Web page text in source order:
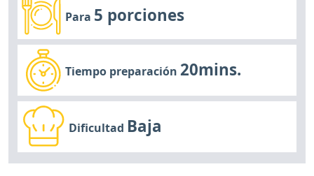
Para 5 porciones
Tiempo preparación 20mins.
Dificultad Baja